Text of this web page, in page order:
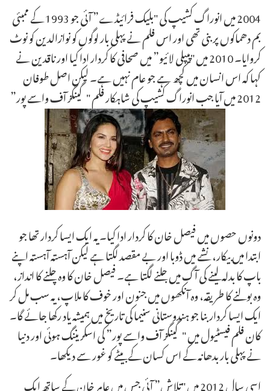
2004 میں انوراگ کشیپ کی "بلیک فرائیڈے” آئی جو 1993 کے ممبئی
بم دھماکوں پر بنی تھی اور اس فلم نے پہلی بار لوگوں کو نوازالدین کو نوٹ
کروایا۔ 2010 میں "پیپلی لائیو” میں صحافی کا کردار ادا کیا اور ناقدین نے
کہا کہ اس انسان میں کچھ ہے جو عام نہیں ہے۔ لیکن اصل طوفان
2012 میں آیا جب انوراگ کشیپ کی شاہکار فلم "گینگز آف واسے پور”
دونوں حصوں میں فیصل خان کا کردار ادا کیا۔ یہ ایک ایسا کردار تھا جو
ابتدا میں بیکار، نشے میں ڈوبا اور بے مقصد لگتا ہے لیکن آہستہ آہستہ اپنے
باپ کا بدلہ لینے کی آگ میں جلنے لگتا ہے۔ فیصل خان کا وہ چلنے کا انداز،
وہ بولنے کا طریقہ، وہ آنکھوں میں جنون اور خوف کا ملاپ، یہ سب مل کر
ایک ایسا کردار بنا جو ہندوستانی سنیما کی تاریخ میں ہمیشہ یاد رکھا جائے گا۔
کان فلم فیسٹیول میں "گینگز آف واسے پور” کی اسکریننگ ہوئی اور دنیا
نے پہلی بار بدھانہ کے اس کسان کے بیٹے کو غور سے دیکھا۔
اسی سال 2012 میں "تلاش” آئی جس میں عامر خان کے ساتھ ایک